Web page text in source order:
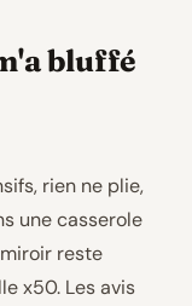
bluffé
rien ne plie,
une casserole
reste
x50. Les avis